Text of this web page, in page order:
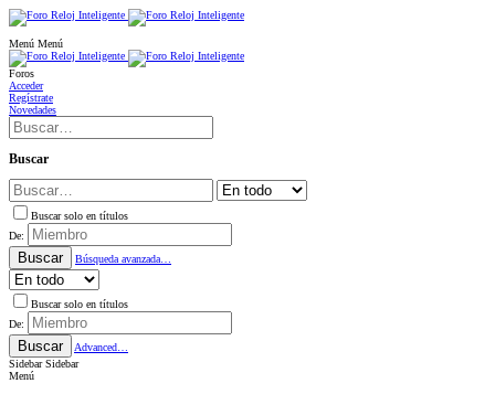
Menú Menú
Foros
Acceder
Regístrate
Novedades
Buscar
Buscar solo en títulos
De:
Buscar Búsqueda avanzada…
Buscar solo en títulos
De:
Buscar
Advanced…
Sidebar Sidebar
Menú